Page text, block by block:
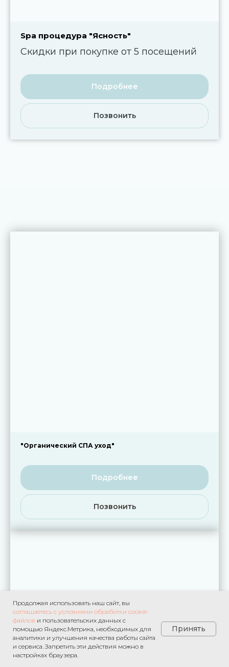
Spa процедура "Ясность"
Скидки при покупке от 5 посещений
Подробнее
Позвонить
"Органический СПА уход"
Подробнее
Позвонить
Продолжая использовать наш сайт, вы
соглашаетесь с условиями обработки cookie-
файлов и пользовательских данных с
помощью Яндекс.Метрика, необходимых для
аналитики и улучшения качества работы сайта
и сервиса. Запретить эти действия можно в
настройках браузера.
Принять